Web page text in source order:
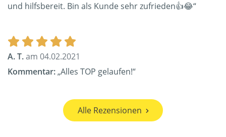
und hilfsbereit. Bin als Kunde sehr zufrieden👍😂“
A. T.am 04.02.2021
Kommentar:„Alles TOP gelaufen!“
Alle Rezensionen